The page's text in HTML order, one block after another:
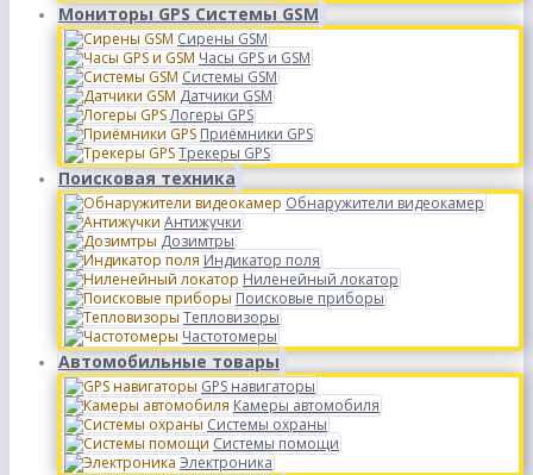
Мониторы GPS Системы GSM
Сирены GSM
Часы GPS и GSM
Системы GSM
Датчики GSM
Логеры GPS
Приёмники GPS
Трекеры GPS
Поисковая техника
Обнаружители видеокамер
Антижучки
Дозимтры
Индикатор поля
Ниленейный локатор
Поисковые приборы
Тепловизоры
Частотомеры
Автомобильные товары
GPS навигаторы
Камеры автомобиля
Системы охраны
Системы помощи
Электроника